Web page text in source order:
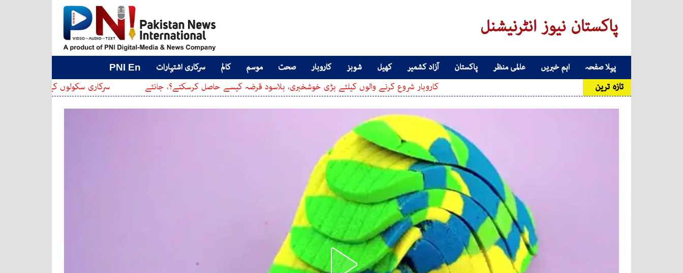
Main Navigationپہلا صفحہ اہم خبریں عالمی منظر پاکستان آزاد کشمیر کھیل شوبز کاروبار صحت موسم کالم سرکاری اشتہارات PNI En
تازہ ترین سرکاری سکولوں کے اوقاتِ کار جاری کاروبار شروع کرنے والوں کیلئے بڑی خوشخبری، بلاسود قرضہ کیسے حاصل کرسکتے؟، جانئے